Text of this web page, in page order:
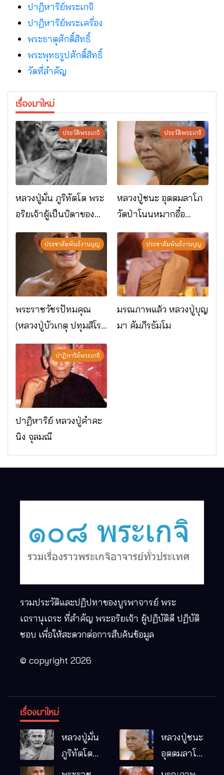
ปาฏิหาริย์พระเกจิ
ปาฏิหาริย์พระเครื่อง
พระธาตุศักดิ์สิทธิ์
พระพุทธรูปศักดิ์สิทธิ์
วัดที่สําคัญ
เรื่องมาใหม่
ประวัติพระเกจิ
หลวงปู่มั่น ภูริทัตโต พระ
อริยเจ้าผู้เป็นบิดาของ
พระกรรมฐาน
ประวัติพระเกจิ
หลวงปู่ชนะ อุตตมลาโภ
วัดป่าโนนหมากอื๋อ
อ.เมือง จ.มหาสารคาม
ประชาสัมพันธ์งานบุญ
พระราชวัชรปัทมคุณ
(หลวงปู่บัวเกตุ ปทุมสิโร)
มรณภาพแล้ว วัดป่า
ดาราภิรมย์ อ.แม่ริม
จ.เชียงใหม่
ประชาสัมพันธ์งานบุญ
มรณภาพแล้ว หลวงปู่บุญ
มา คัมภีรธัมโม
ปาฏิหาริย์พระเกจิ
ปาฏิหาริย์ หลวงปู่คำคะ
นิง จุลมณี
รวมประวัติและปฏิปทาของบูรพาจารย์ พระ
เถรานุเถระ ที่สำคัญ พระอริยเจ้า ผู้ปฏิบัติดี ปฏิบัติ
ชอบ เพื่อให้สะดวกต่อการสืบค้นข้อมูล
© copyright 2026
เรื่องมาใหม่
หลวงปู่มั่น
ภูริทัตโต
พระอริยเจ้า
หลวงปู่ชนะ
อุตตมลาโภ